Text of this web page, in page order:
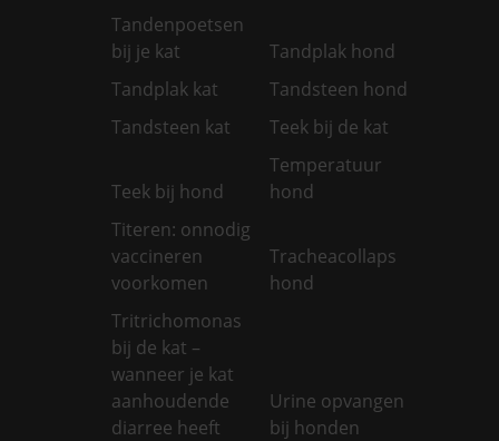
Tandenpoetsen
bij je kat
Tandplak hond
Tandplak kat
Tandsteen hond
Tandsteen kat
Teek bij de kat
Teek bij hond
Temperatuur
hond
Titeren: onnodig
vaccineren
voorkomen
Tracheacollaps
hond
Tritrichomonas
bij de kat –
wanneer je kat
aanhoudende
diarree heeft
Urine opvangen
bij honden